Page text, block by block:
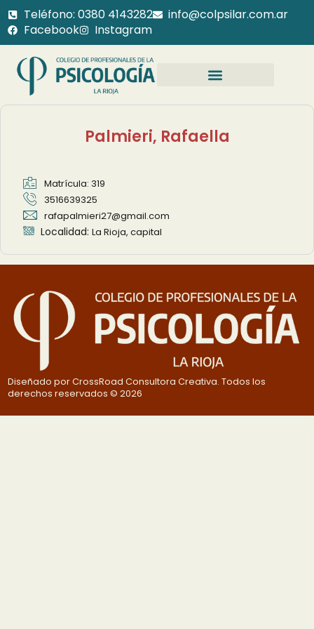
Teléfono: 0380 4143282
info@colpsilar.com.ar
Facebook
Instagram
Palmieri, Rafaella
Matrícula: 319
3516639325
rafapalmieri27@gmail.com
Localidad:La Rioja, capital
Diseñado por CrossRoad Consultora Creativa. Todos los
derechos reservados © 2026